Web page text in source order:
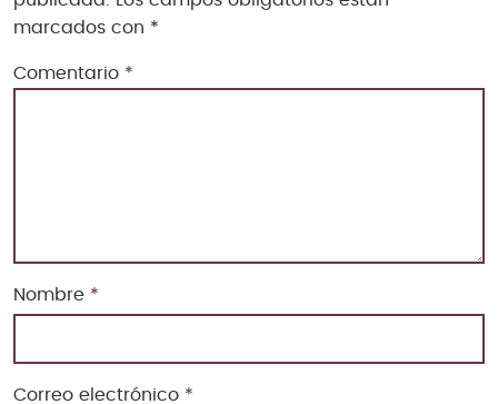
marcados con *
Comentario *
Nombre *
Correo electrónico *